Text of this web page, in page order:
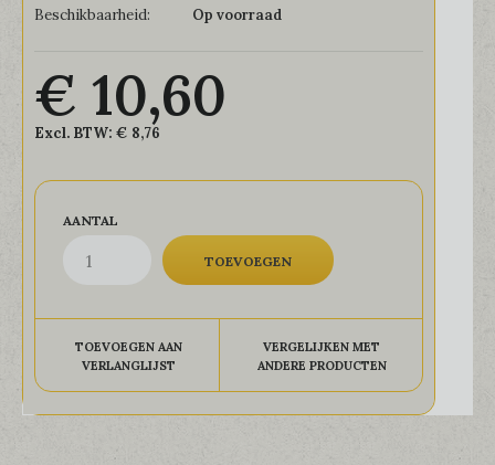
Beschikbaarheid:
Op voorraad
€ 10,60
Excl. BTW: € 8,76
AANTAL
TOEVOEGEN AAN
VERLANGLIJST
VERGELIJKEN MET
ANDERE PRODUCTEN